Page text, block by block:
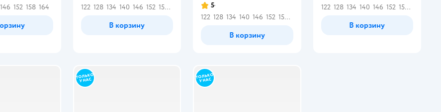
146 152 158 164
122 128 134 140 146 152 158
В корзину
5
122 128 134 140 146 152 158
В корзину
122 128 134 140 146 152 158
В корзину